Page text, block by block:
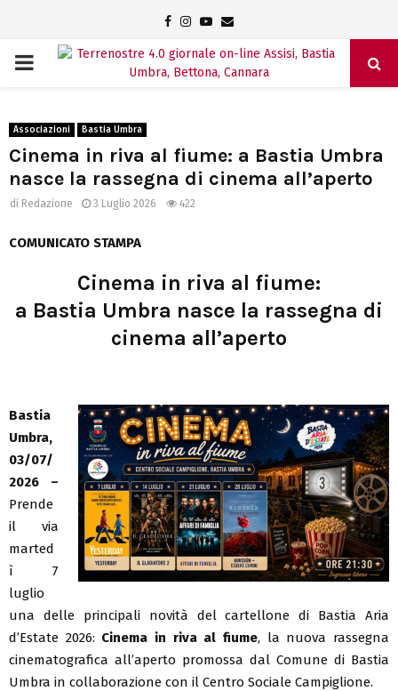
Facebook
Instagram
Youtube
Email
PRIMARY
Associazioni Bastia Umbra
Cinema in riva al fiume: a Bastia Umbra
nasce la rassegna di cinema all’aperto
di Redazione 3 Luglio 2026 422
COMUNICATO STAMPA
Cinema in riva al fiume:
a Bastia Umbra nasce la rassegna di
cinema all’aperto
Bastia
Umbra,
03/07/
2026 –
Prende
il via
marted
ì 7
luglio
una delle principali novità del cartellone di Bastia Aria
d’Estate 2026: Cinema in riva al fiume, la nuova rassegna
cinematografica all’aperto promossa dal Comune di Bastia
Umbra in collaborazione con il Centro Sociale Campiglione.